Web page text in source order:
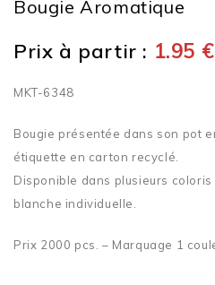
Bougie Aromatique
Prix à partir : 1.95 €
MKT-6348
Bougie présentée dans son pot
étiquette en carton recyclé.
Disponible dans plusieurs
blanche individuelle.
Prix 2000 pcs. – Marquage 1